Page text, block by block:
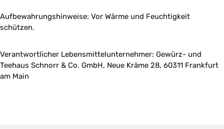
Aufbewahrungshinweise: Vor Wärme und Feuchtigkeit
schützen.
Verantwortlicher Lebensmittelunternehmer: Gewürz- und
Teehaus Schnorr & Co. GmbH, Neue Kräme 28, 60311 Frankfurt
am Main